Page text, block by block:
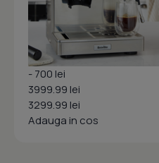
- 700 lei
3999.99 lei
3299.99 lei
Adauga in cos